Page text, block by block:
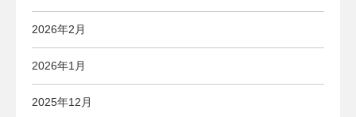
2026年2月
2026年1月
2025年12月